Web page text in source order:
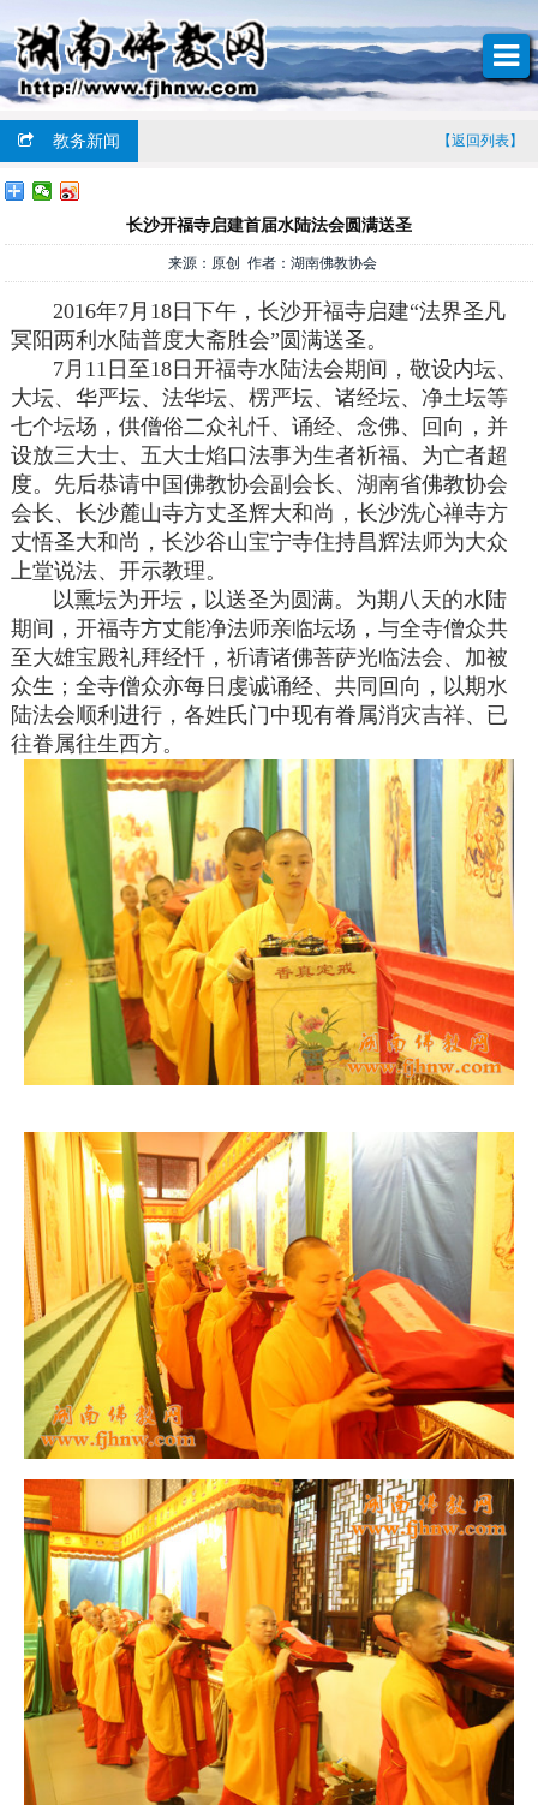
教务新闻 【返回列表】
长沙开福寺启建首届水陆法会圆满送圣
来源：原创 作者：湖南佛教协会
2016年7月18日下午，长沙开福寺启建“法界圣凡
冥阳两利水陆普度大斋胜会”圆满送圣。
7月11日至18日开福寺水陆法会期间，敬设内坛、
大坛、华严坛、法华坛、楞严坛、诸经坛、净土坛等
七个坛场，供僧俗二众礼忏、诵经、念佛、回向，并
设放三大士、五大士焰口法事为生者祈福、为亡者超
度。先后恭请中国佛教协会副会长、湖南省佛教协会
会长、长沙麓山寺方丈圣辉大和尚，长沙洗心禅寺方
丈悟圣大和尚，长沙谷山宝宁寺住持昌辉法师为大众
上堂说法、开示教理。
以熏坛为开坛，以送圣为圆满。为期八天的水陆
期间，开福寺方丈能净法师亲临坛场，与全寺僧众共
至大雄宝殿礼拜经忏，祈请诸佛菩萨光临法会、加被
众生；全寺僧众亦每日虔诚诵经、共同回向，以期水
陆法会顺利进行，各姓氏门中现有眷属消灾吉祥、已
往眷属往生西方。